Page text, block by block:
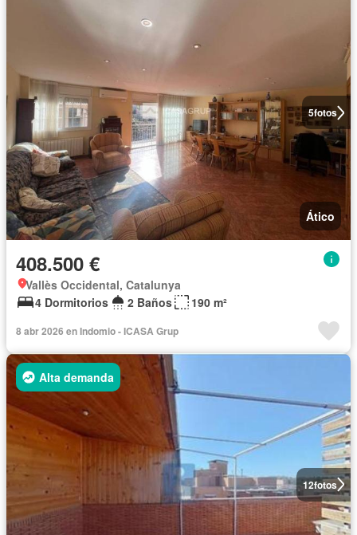
5fotos
Ático
408.500 €
Vallès Occidental, Catalunya
4 Dormitorios
2 Baños 190 m²
8 abr 2026 en Indomio - ICASA Grup
12fotos
Alta demanda